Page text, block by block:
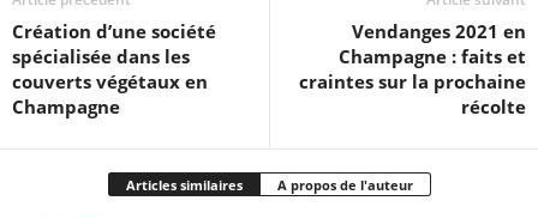
Création d’une société
spécialisée dans les
couverts végétaux en
Champagne
Vendanges 2021 en
Champagne : faits et
craintes sur la prochaine
récolte
Articles similaires A propos de l'auteur